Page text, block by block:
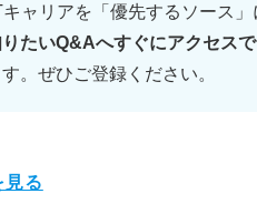
間の心構えや、もし結果が
だきたいです。
ャリアを「優先するソース」
たいQ&Aへすぐにアクセスで
。ぜひご登録ください。
見る